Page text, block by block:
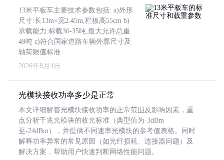
13米平板车主要技术参数包括: a)外形
尺寸:长13m×宽2.45m,栏板高55cm b)
承载能力:标载30-35吨,最大允许总重
49吨 c)符合国家道路车辆外廓尺寸及
轴荷限值标准
2026年8月4日
光模块接收功率多少是正常
本文详细解答光模块接收功率的正常范围及影响因素，重
点分析千兆光模块的收光标准（典型值为-3dBm
至-24dBm），并提供不同速率光模块的参考值表格。同时
解释功率异常的常见原因（如光纤损耗、连接器问题）及
解决方案，帮助用户快速判断网络性能问题。